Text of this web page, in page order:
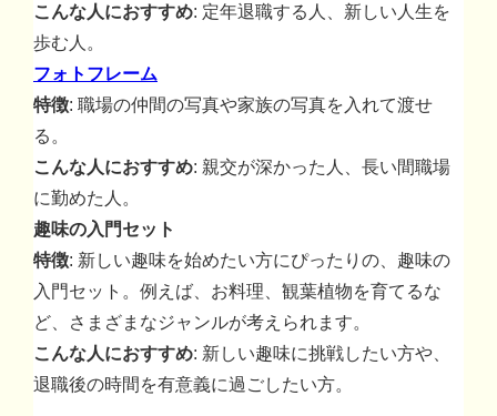
こんな人におすすめ: 定年退職する人、新しい人生を
歩む人。
フォトフレーム
特徴: 職場の仲間の写真や家族の写真を入れて渡せ
る。
こんな人におすすめ: 親交が深かった人、長い間職場
に勤めた人。
趣味の入門セット
特徴: 新しい趣味を始めたい方にぴったりの、趣味の
入門セット。例えば、お料理、観葉植物を育てるな
ど、さまざまなジャンルが考えられます。
こんな人におすすめ: 新しい趣味に挑戦したい方や、
退職後の時間を有意義に過ごしたい方。